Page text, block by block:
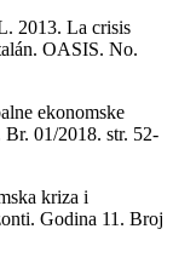
2013. La crisis
OASIS. No.
ekonomske
01/2018. str. 52-
kriza i
Godina 11. Broj